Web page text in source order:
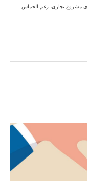
أي مشروع تجاري، رغم الحماس